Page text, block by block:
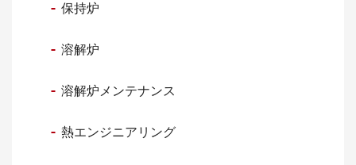
保持炉
溶解炉
溶解炉メンテナンス
熱エンジニアリング